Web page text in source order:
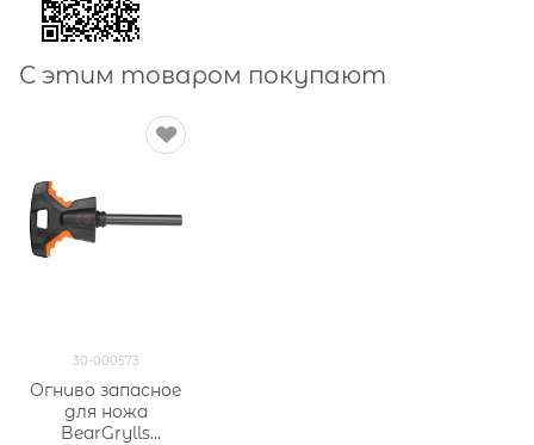
С этим товаром покупают
30-000573
Огниво запасное
для ножа
BearGrylls